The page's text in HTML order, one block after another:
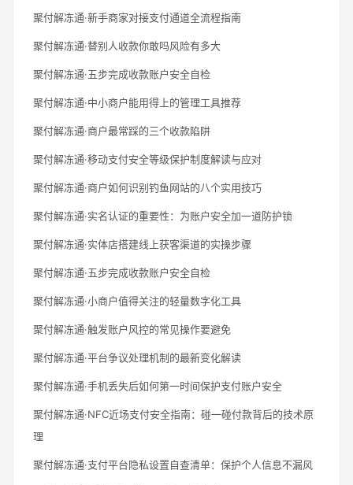
聚付解冻通·新手商家对接支付通道全流程指南
聚付解冻通·替别人收款你敢吗风险有多大
聚付解冻通·五步完成收款账户安全自检
聚付解冻通·中小商户能用得上的管理工具推荐
聚付解冻通·商户最常踩的三个收款陷阱
聚付解冻通·移动支付安全等级保护制度解读与应对
聚付解冻通·商户如何识别钓鱼网站的八个实用技巧
聚付解冻通·实名认证的重要性：为账户安全加一道防护锁
聚付解冻通·实体店搭建线上获客渠道的实操步骤
聚付解冻通·五步完成收款账户安全自检
聚付解冻通·小商户值得关注的轻量数字化工具
聚付解冻通·触发账户风控的常见操作要避免
聚付解冻通·平台争议处理机制的最新变化解读
聚付解冻通·手机丢失后如何第一时间保护支付账户安全
聚付解冻通·NFC近场支付安全指南：碰一碰付款背后的技术原
理
聚付解冻通·支付平台隐私设置自查清单：保护个人信息不漏风